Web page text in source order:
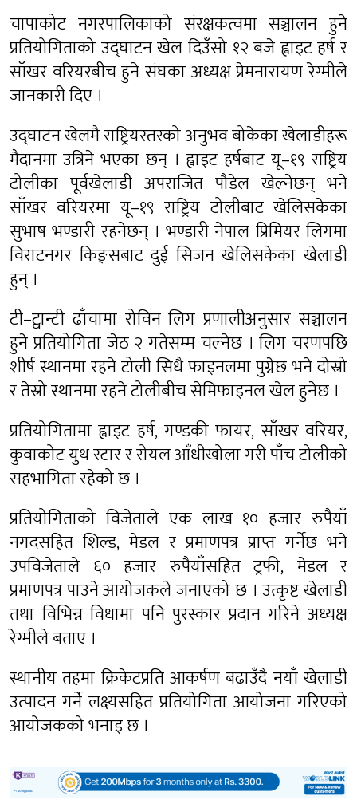
चापाकोट नगरपालिकाको संरक्षकत्वमा सञ्चालन हुने
प्रतियोगिताको उद्घाटन खेल दिउँसो १२ बजे ह्वाइट हर्ष र
साँखर वरियरबीच हुने संघका अध्यक्ष प्रेमनारायण रेग्मीले
जानकारी दिए ।
उद्घाटन खेलमै राष्ट्रियस्तरको अनुभव बोकेका खेलाडीहरू
मैदानमा उत्रिने भएका छन् । ह्वाइट हर्षबाट यू–१९ राष्ट्रिय
टोलीका पूर्वखेलाडी अपराजित पौडेल खेल्नेछन् भने
साँखर वरियरमा यू–१९ राष्ट्रिय टोलीबाट खेलिसकेका
सुभाष भण्डारी रहनेछन् । भण्डारी नेपाल प्रिमियर लिगमा
विराटनगर किङ्सबाट दुई सिजन खेलिसकेका खेलाडी
हुन् ।
टी–ट्वान्टी ढाँचामा रोविन लिग प्रणालीअनुसार सञ्चालन
हुने प्रतियोगिता जेठ २ गतेसम्म चल्नेछ । लिग चरणपछि
शीर्ष स्थानमा रहने टोली सिधै फाइनलमा पुग्नेछ भने दोस्रो
र तेस्रो स्थानमा रहने टोलीबीच सेमिफाइनल खेल हुनेछ ।
प्रतियोगितामा ह्वाइट हर्ष, गण्डकी फायर, साँखर वरियर,
कुवाकोट युथ स्टार र रोयल आँधीखोला गरी पाँच टोलीको
सहभागिता रहेको छ ।
प्रतियोगिताको विजेताले एक लाख १० हजार रुपैयाँ
नगदसहित शिल्ड, मेडल र प्रमाणपत्र प्राप्त गर्नेछ भने
उपविजेताले ६० हजार रुपैयाँसहित ट्रफी, मेडल र
प्रमाणपत्र पाउने आयोजकले जनाएको छ । उत्कृष्ट खेलाडी
तथा विभिन्न विधामा पनि पुरस्कार प्रदान गरिने अध्यक्ष
रेग्मीले बताए ।
स्थानीय तहमा क्रिकेटप्रति आकर्षण बढाउँदै नयाँ खेलाडी
उत्पादन गर्ने लक्ष्यसहित प्रतियोगिता आयोजना गरिएको
आयोजकको भनाइ छ ।